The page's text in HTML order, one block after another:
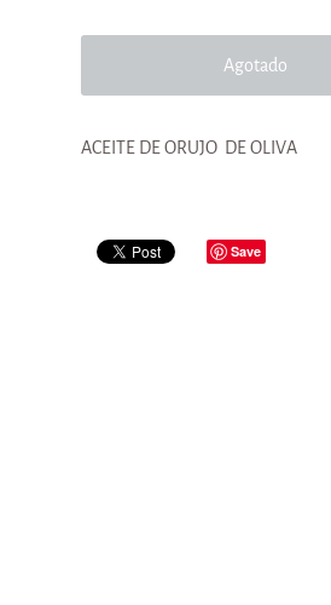
Agotado
ACEITE DE ORUJO DE OLIVA
Save